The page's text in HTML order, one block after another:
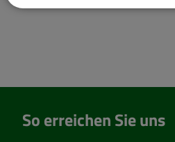
So erreichen Sie uns